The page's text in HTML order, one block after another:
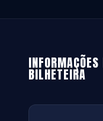
BILHETEIRA